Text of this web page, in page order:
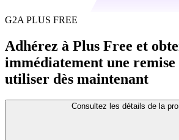
G2A PLUS FREE
Adhérez à Plus Free et
immédiatement une remise
utiliser dès maintenant
Consultez les détails de la